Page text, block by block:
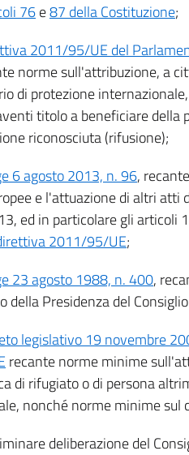
76e87 della Costituzione;
2011/95/UE del
norme sull'attribuzione, a
di protezione
titolo a beneficiare
riconosciuta (rifusione);
6 agosto 2013, n. 96,
e l'attuazione di altri atti
ed in particolare gli articoli
2011/95/UE;
23 agosto 1988, n. 400,
della Presidenza del
legislativo 19 novembre
recante norme minime
di rifugiato o di persona
nonché norme minime sul
deliberazione del